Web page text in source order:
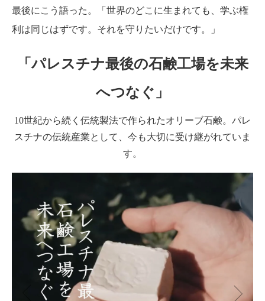
最後にこう語った。「世界のどこに生まれても、学ぶ権
利は同じはずです。それを守りたいだけです。」
「パレスチナ最後の石鹸工場を未来
へつなぐ」
10世紀から続く伝統製法で作られたオリーブ石鹸。パレ
スチナの伝統産業として、今も大切に受け継がれていま
す。